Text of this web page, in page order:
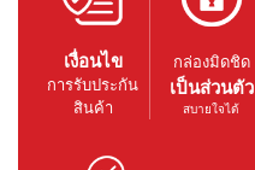
เงื่อนไข
การรับประกัน
สินค้า
กล่องมิดชิด
เป็นส่วนตัว
สบายใจได้